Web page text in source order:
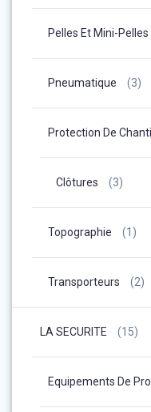
Pelles Et Mini-Pelles
Pneumatique (3)
Protection De
Clôtures (3)
Topographie (1)
Transporteurs (2)
LA SECURITE (15)
Equipements De